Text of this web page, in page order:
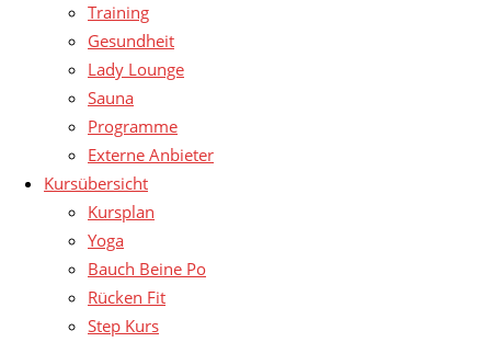
Training
Gesundheit
Lady Lounge
Sauna
Programme
Externe Anbieter
Kursübersicht
Kursplan
Yoga
Bauch Beine Po
Rücken Fit
Step Kurs